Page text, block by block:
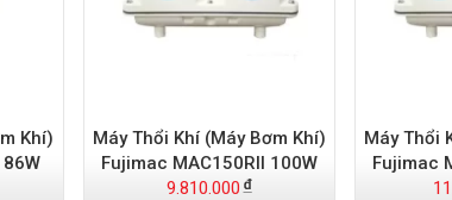
Khí)
Máy Thổi Khí (Máy Bơm Khí)
Fujimac MAC150RII 100W
9.810.000
Máy Thổi
Fujimac